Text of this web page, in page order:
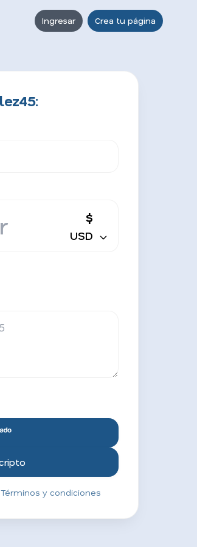
Ingresar Crea tu página
$
USD
Términos y condiciones